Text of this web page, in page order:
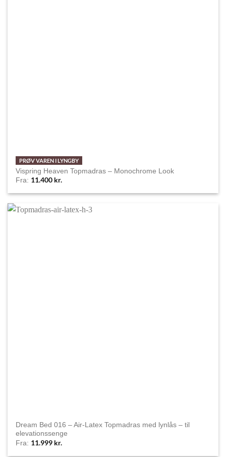
PRØV VAREN I LYNGBY
Vispring Heaven Topmadras – Monochrome Look
Fra: 11.400 kr.
Dream Bed 016 – Air-Latex Topmadras med lynlås – til
elevationssenge
Fra: 11.999 kr.